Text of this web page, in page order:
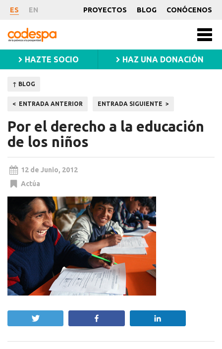
Noticia
ES EN PROYECTOS BLOG CONÓCENOS
CODESPA
HAZTE SOCIO HAZ UNA DONACIÓN
↑ BLOG
Navegación
de
entradas
ENTRADA ANTERIOR ENTRADA SIGUIENTE
Por el derecho a la educación
de los niños
12 de Junio, 2012
Actúa